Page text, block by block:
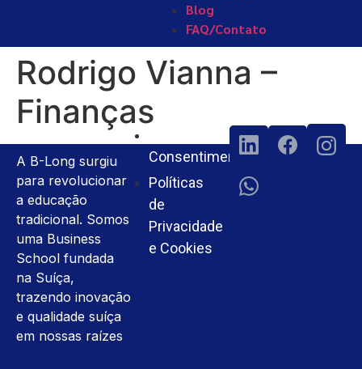
Blog
FAQ/Contato
Rodrigo Vianna –
Finanças
A B-Long surgiu
para revolucionar
a educação
tradicional. Somos
uma Business
School fundada
na Suíça,
trazendo inovação
e qualidade suíça
em nossas raízes
Consentimento
Políticas
de
Privacidade
e Cookies